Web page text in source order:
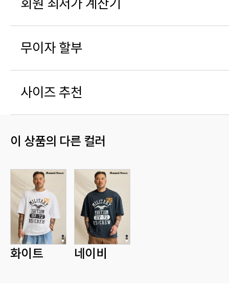
회원 최저가 계산기
무이자 할부
사이즈 추천
이 상품의 다른 컬러
화이트 네이비